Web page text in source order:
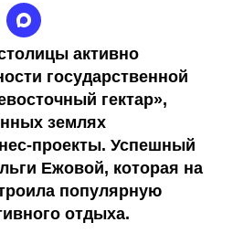
активно
государственной
гектар»,
землях
проекты. Успешный
Ежовой, которая на
популярную
отдыха.